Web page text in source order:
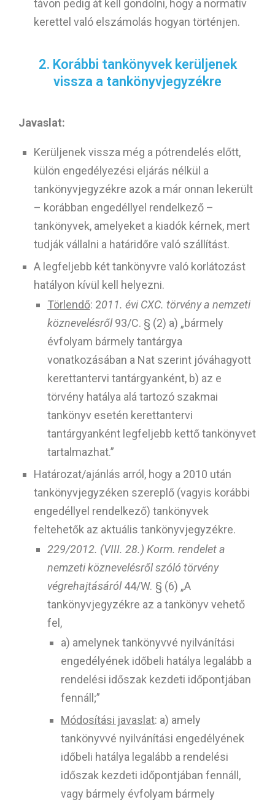
távon pedig át kell gondolni, hogy a normatív
kerettel való elszámolás hogyan történjen.
2. Korábbi tankönyvek kerüljenek
vissza a tankönyvjegyzékre
Javaslat:
Kerüljenek vissza még a pótrendelés előtt,
külön engedélyezési eljárás nélkül a
tankönyvjegyzékre azok a már onnan lekerült
– korábban engedéllyel rendelkező –
tankönyvek, amelyeket a kiadók kérnek, mert
tudják vállalni a határidőre való szállítást.
A legfeljebb két tankönyvre való korlátozást
hatályon kívül kell helyezni.
Törlendő: 2011. évi CXC. törvény a nemzeti
köznevelésről93/C. § (2) a) „bármely
évfolyam bármely tantárgya
vonatkozásában a Nat szerint jóváhagyott
kerettantervi tantárgyanként, b) az e
törvény hatálya alá tartozó szakmai
tankönyv esetén kerettantervi
tantárgyanként legfeljebb kettő tankönyvet
tartalmazhat.”
Határozat/ajánlás arról, hogy a 2010 után
tankönyvjegyzéken szereplő (vagyis korábbi
engedéllyel rendelkező) tankönyvek
feltehetők az aktuális tankönyvjegyzékre.
229/2012. (VIII. 28.) Korm. rendelet a
nemzeti köznevelésről szóló törvény
végrehajtásáról44/W. § (6) „A
tankönyvjegyzékre az a tankönyv vehető
fel,
a) amelynek tankönyvvé nyilvánítási
engedélyének időbeli hatálya legalább a
rendelési időszak kezdeti időpontjában
fennáll;”
Módosítási javaslat: a) amely
tankönyvvé nyilvánítási engedélyének
időbeli hatálya legalább a rendelési
időszak kezdeti időpontjában fennáll,
vagy bármely évfolyam bármely